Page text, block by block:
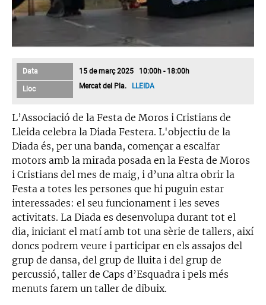
Data 15 de març 2025 10:00h - 18:00h
Lloc Mercat del Pla. LLEIDA
L’Associació de la Festa de Moros i Cristians de
Lleida celebra la Diada Festera. L'objectiu de la
Diada és, per una banda, començar a escalfar
motors amb la mirada posada en la Festa de Moros
i Cristians del mes de maig, i d’una altra obrir la
Festa a totes les persones que hi puguin estar
interessades: el seu funcionament i les seves
activitats. La Diada es desenvolupa durant tot el
dia, iniciant el matí amb tot una sèrie de tallers, així
doncs podrem veure i participar en els assajos del
grup de dansa, del grup de lluita i del grup de
percussió, taller de Caps d’Esquadra i pels més
menuts farem un taller de dibuix.